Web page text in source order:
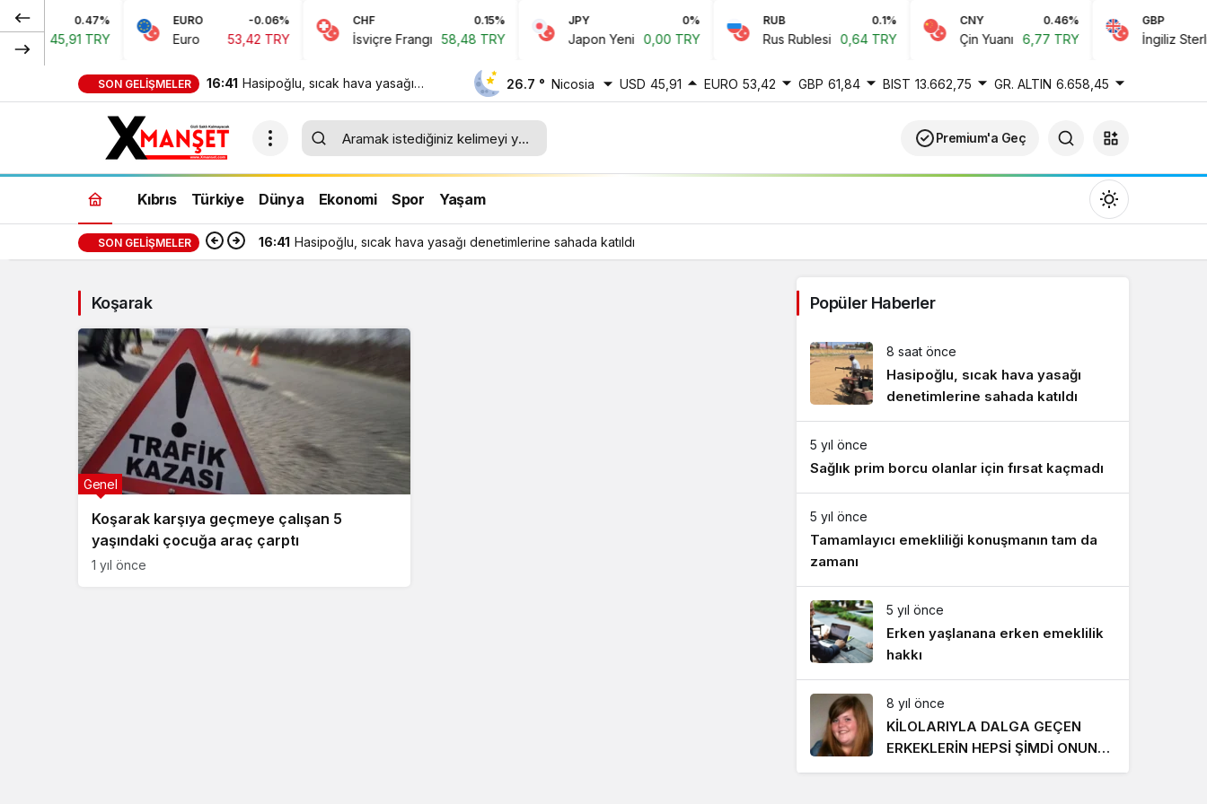
0.47%
45,91 TRY
EURO -0.06%
Euro 53,42 TRY
CHF 0.15%
İsviçre Frangı 58,48 TRY Japon Yeni 0,00 TRY
RUB 0.1%
Rus Rublesi 0,64 TRY
CNY 0.46%
Çin Yuanı 6,77 TRY
GBP
İngiliz Sterlini
SON GELIŞMELER 16:41 Hasipoğlu, sıcak hava yasağı
denetimlerine sahada katıldı
26.7 ° Nicosia USD 45,91 EURO 53,42 GBP 61,84 BIST 13.662,75 GR. ALTIN 6.658,45
Premium'a Geç
Kıbrıs Türkiye Dünya Ekonomi Spor Yaşam
Gündüz modunu seçin.
SON GELIŞMELER 16:41 Hasipoğlu, sıcak hava yasağı denetimlerine sahada katıldı
Koşarak
Koşarak karşıya geçmeye çalışan 5
yaşındaki çocuğa araç çarptı
Genel
1 yıl önce
Popüler Haberler
8 saat önce
Hasipoğlu, sıcak hava yasağı
denetimlerine sahada katıldı
5 yıl önce
Sağlık prim borcu olanlar için fırsat kaçmadı
5 yıl önce
Tamamlayıcı emekliliği konuşmanın tam da
zamanı
5 yıl önce
Erken yaşlanana erken emeklilik
hakkı
8 yıl önce
KİLOLARIYLA DALGA GEÇEN
ERKEKLERİN HEPSİ ŞİMDİ ONUN
PEŞİNDE! SON HALİ İNANILMAZ